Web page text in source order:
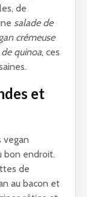
de
salade de
crémeuse
quinoa, ces
et
vegan
bon endroit.
de
au bacon et